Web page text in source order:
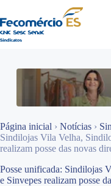
para
o
conteúdo
Página inicial › Notícias ›
Sindilojas Vila Velha,
realizam posse das novas
Posse unificada: Sindilojas
e Sinvepes realizam posse